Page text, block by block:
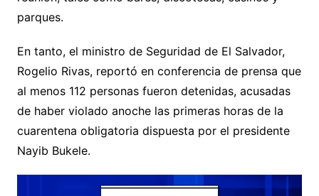
parques.
En tanto, el ministro de Seguridad de El Salvador,
Rogelio Rivas, reportó en conferencia de prensa que
al menos 112 personas fueron detenidas, acusadas
de haber violado anoche las primeras horas de la
cuarentena obligatoria dispuesta por el presidente
Nayib Bukele.